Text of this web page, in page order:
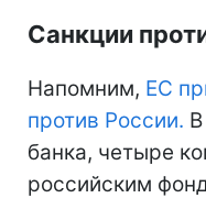
Санкции
Напомним, ЕС
против России.
банка, четыре
российским